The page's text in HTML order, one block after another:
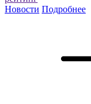
Новости Подробнее